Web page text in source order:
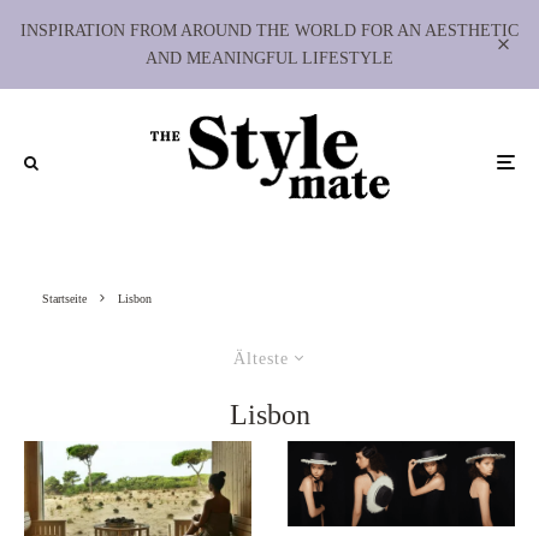
INSPIRATION FROM AROUND THE WORLD FOR AN AESTHETIC
AND MEANINGFUL LIFESTYLE
Startseite Lisbon
Älteste
Lisbon